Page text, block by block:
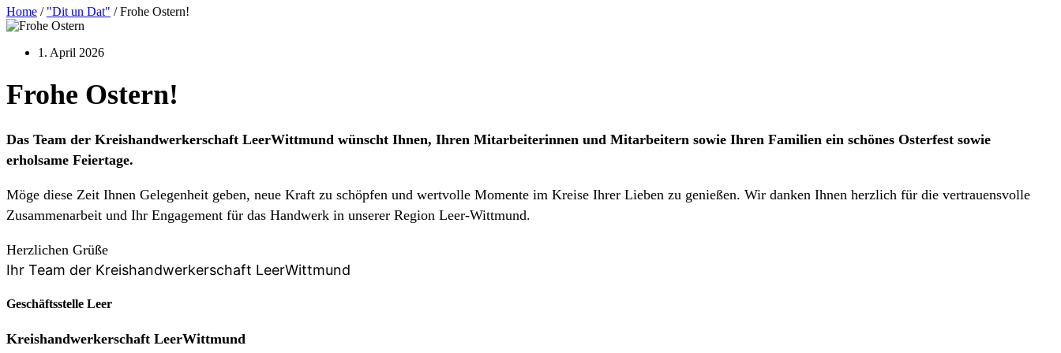
Home / "Dit un Dat" / Frohe Ostern!
1. April 2026
Frohe Ostern!
Das Team der Kreishandwerkerschaft LeerWittmund wünscht Ihnen, Ihren Mitarbeiterinnen und Mitarbeitern sowie Ihren Familien ein schönes Osterfest sowie
erholsame Feiertage.
Möge diese Zeit Ihnen Gelegenheit geben, neue Kraft zu schöpfen und wertvolle Momente im Kreise Ihrer Lieben zu genießen. Wir danken Ihnen herzlich für die vertrauensvolle
Zusammenarbeit und Ihr Engagement für das Handwerk in unserer Region Leer-Wittmund.
Herzlichen Grüße
Ihr Team der Kreishandwerkerschaft LeerWittmund
Geschäftsstelle Leer
Kreishandwerkerschaft LeerWittmund